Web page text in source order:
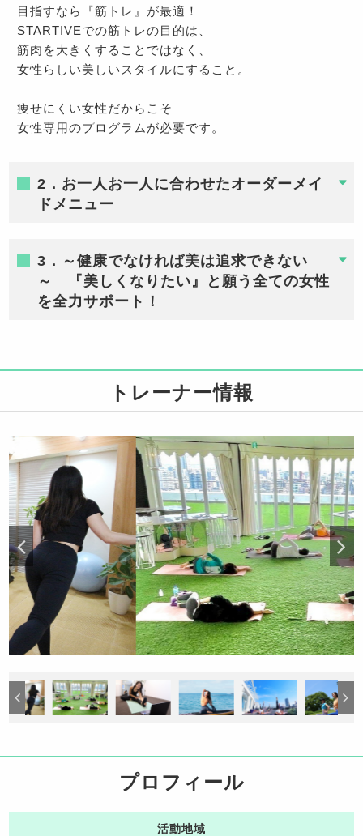
目指すなら『筋トレ』が最適！
STARTIVEでの筋トレの目的は、
筋肉を大きくすることではなく、
女性らしい美しいスタイルにすること。
痩せにくい女性だからこそ
女性専用のプログラムが必要です。
2．お一人お一人に合わせたオーダーメイ
ドメニュー
3．～健康でなければ美は追求できない
～ 『美しくなりたい』と願う全ての女性
を全力サポート！
トレーナー情報
プロフィール
活動地域